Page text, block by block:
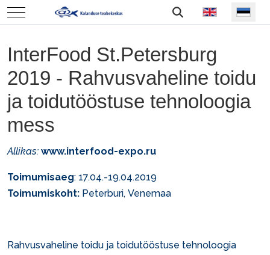
Mobile Menu Toggle Vali keel
InterFood St.Petersburg
2019 - Rahvusvaheline toidu
ja toidutööstuse tehnoloogia
mess
Allikas: www.interfood-expo.ru
Toimumisaeg: 17.04.-19.04.2019
Toimumiskoht: Peterburi, Venemaa
Rahvusvaheline toidu ja toidutööstuse tehnoloogia